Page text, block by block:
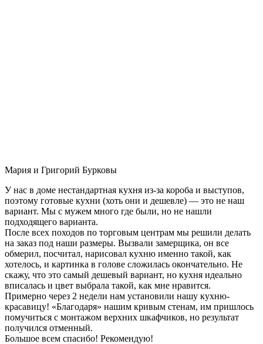
Мария и Григорий Бурковы
У нас в доме нестандартная кухня из-за короба и выступов,
поэтому готовые кухни (хоть они и дешевле) — это не наш
вариант. Мы с мужем много где были, но не нашли
подходящего варианта.
После всех походов по торговым центрам мы решили делать
на заказ под наши размеры. Вызвали замерщика, он все
обмерил, посчитал, нарисовал кухню именно такой, как
хотелось, и картинка в голове сложилась окончательно. Не
скажу, что это самый дешевый вариант, но кухня идеально
вписалась и цвет выбрала такой, как мне нравится.
Примерно через 2 недели нам установили нашу кухню-
красавицу! «Благодаря» нашим кривым стенам, им пришлось
помучиться с монтажом верхних шкафчиков, но результат
получился отменный.
Большое всем спасибо! Рекомендую!